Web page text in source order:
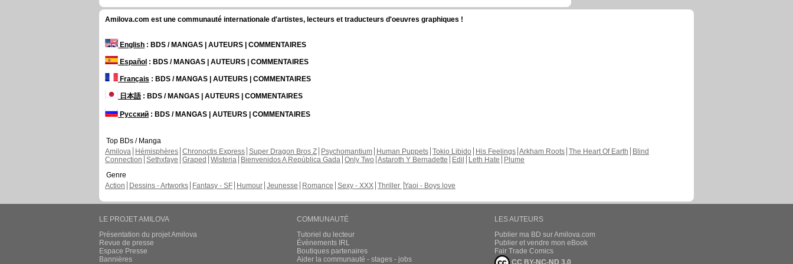
Amilova.com est une communauté internationale d'artistes, lecteurs et traducteurs d'oeuvres graphiques !
English : BDS / MANGAS | AUTEURS | COMMENTAIRES
Español : BDS / MANGAS | AUTEURS | COMMENTAIRES
Français : BDS / MANGAS | AUTEURS | COMMENTAIRES
日本語: BDS / MANGAS | AUTEURS | COMMENTAIRES
Русский : BDS / MANGAS | AUTEURS | COMMENTAIRES
Top BDs / Manga
Amilova
Hémisphères Chronoctis Express Super Dragon Bros Z Psychomantium Human Puppets Tokio Libido His Feelings Arkham Roots The Heart Of Earth
Blind
Connection Sethxfaye Graped Wisteria Bienvenidos A República Gada Only Two Astaroth Y Bernadette Edil Leth Hate
Plume
Genre
Action
Dessins - Artworks Fantasy - SF Humour Jeunesse Romance Sexy - XXX Thriller Yaoi - Boys love
LE PROJET AMILOVA
Présentation du projet Amilova
Revue de presse
Espace Presse
Bannières
COMMUNAUTÉ
Tutoriel du lecteur
Évènements IRL
Boutiques partenaires
Aider la communauté - stages - jobs
LES AUTEURS
Publier ma BD sur Amilova.com
Publier et vendre mon eBook
Fair Trade Comics
CC BY-NC-ND 3.0